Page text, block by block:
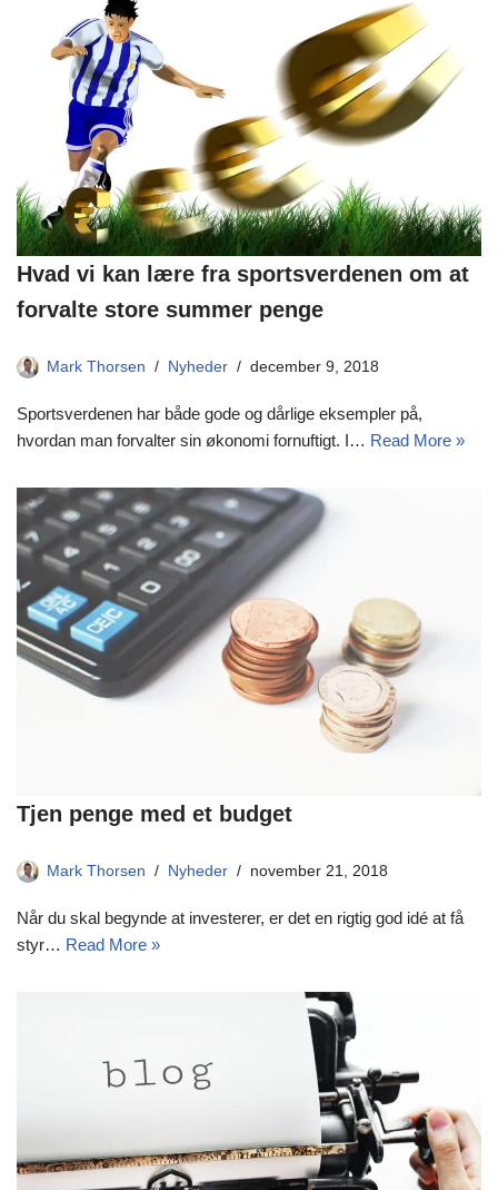
Hvad vi kan lære fra sportsverdenen om at
forvalte store summer penge
Mark Thorsen Nyheder december 9, 2018
Sportsverdenen har både gode og dårlige eksempler på,
hvordan man forvalter sin økonomi fornuftigt. I… Read More »
Tjen penge med et budget
Mark Thorsen Nyheder november 21, 2018
Når du skal begynde at investerer, er det en rigtig god idé at få
styr… Read More »